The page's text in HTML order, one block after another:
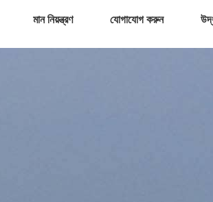
মান নিয়ন্ত্রণ যোগাযোগ করুন